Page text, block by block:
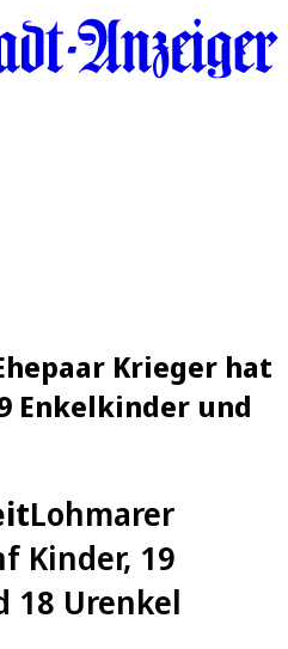
Krieger hat
Enkelkinder und
Lohmarer
Kinder, 19
18 Urenkel